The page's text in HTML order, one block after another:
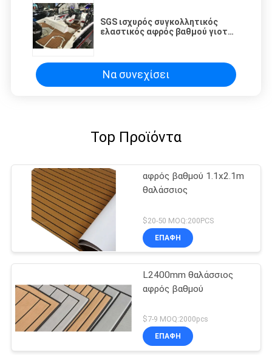
SGS ισχυρός συγκολλητικός
ελαστικός αφρός βαθμού γιοτ
Να συνεχίσει
Top Προϊόντα
αφρός βαθμού 1.1x2.1m
θαλάσσιος
$20-50 MOQ:200PCS
ΕΠΑΦΉ
L2400mm θαλάσσιος
αφρός βαθμού
$7-9 MOQ:2000pcs
ΕΠΑΦΉ